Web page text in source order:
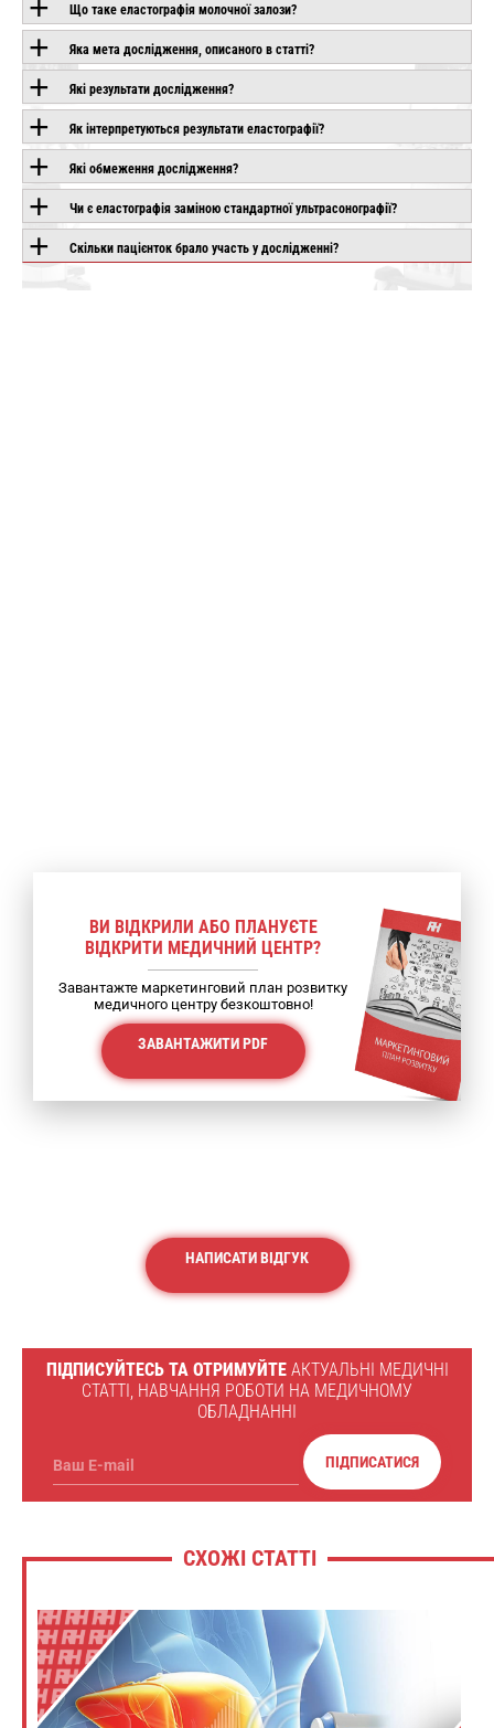
Що таке еластографія молочної залози?
Яка мета дослідження, описаного в статті?
Які результати дослідження?
Як інтерпретуються результати еластографії?
Які обмеження дослідження?
Чи є еластографія заміною стандартної ультрасонографії?
Скільки пацієнток брало участь у дослідженні?
ОБЛАДНАННЯ З
ЦІЄЮ ТЕХНОЛОГІЄЮ
SAMSUNG V6
Під замовлення
SAMSUNG V5
Під замовлення
ВИ ВІДКРИЛИ АБО ПЛАНУЄТЕ
ВІДКРИТИ МЕДИЧНИЙ ЦЕНТР?
Завантажте маркетинговий план розвитку
медичного центру безкоштовно!
ЗАВАНТАЖИТИ PDF
НАПИСАТИ ВІДГУК
ПІДПИСУЙТЕСЬ ТА ОТРИМУЙТЕАКТУАЛЬНІ МЕДИЧНІ
СТАТТІ, НАВЧАННЯ РОБОТИ НА МЕДИЧНОМУ
ОБЛАДНАННІ
Ваш E-mail ПІДПИСАТИСЯ
СХОЖІ СТАТТІ